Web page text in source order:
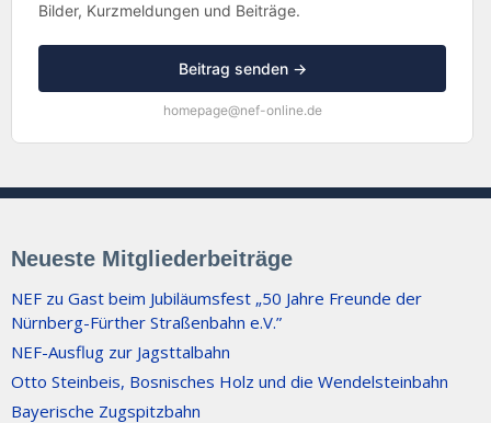
Bilder, Kurzmeldungen und Beiträge.
Beitrag senden →
homepage@nef-online.de
Neueste Mitgliederbeiträge
NEF zu Gast beim Jubiläumsfest „50 Jahre Freunde der
Nürnberg-Fürther Straßenbahn e.V.”
NEF-Ausflug zur Jagsttalbahn
Otto Steinbeis, Bosnisches Holz und die Wendelsteinbahn
Bayerische Zugspitzbahn